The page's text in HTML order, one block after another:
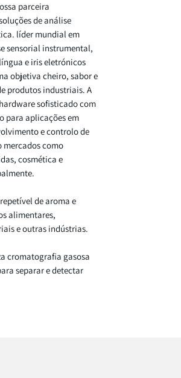
parceira
de análise
líder mundial em
sensorial instrumental,
e iris eletrónicos
objetiva cheiro, sabor e
produtos industriais. A
sofisticado com
para aplicações em
e controlo de
mercados como
cosmética e
de aroma e
alimentares,
e outras indústrias.
cromatografia gasosa
separar e detectar